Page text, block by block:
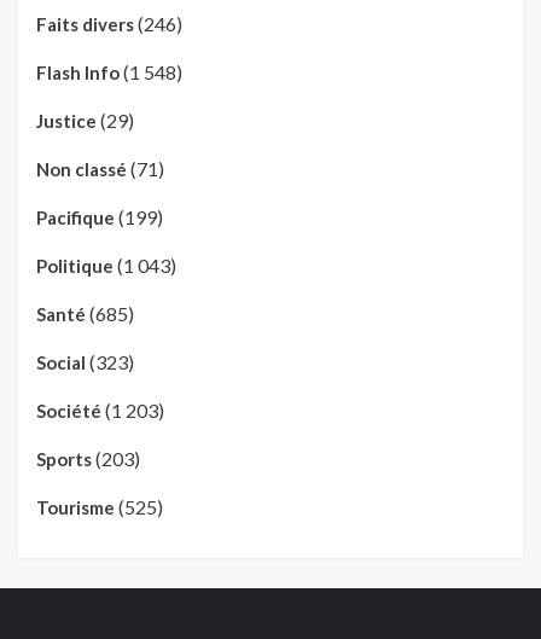
Faits divers(246)
Flash Info(1 548)
Justice (29)
Non classé (71)
Pacifique (199)
Politique (1 043)
Santé (685)
Social (323)
Société (1 203)
Sports(203)
Tourisme (525)